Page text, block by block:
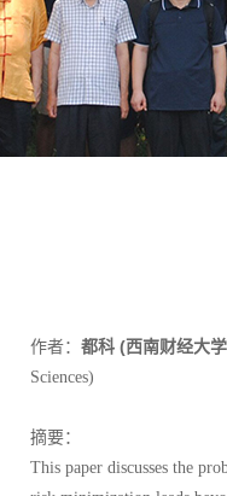
作者： 都科 (西南财经大
Sciences)
摘要：
This paper discusses the